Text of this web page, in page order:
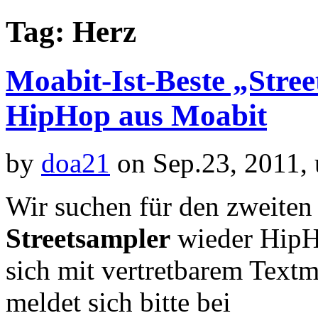
Tag: Herz
Moabit-Ist-Beste
HipHop aus Moabit
by doa21 on Sep.23,
Wir suchen für den
Streetsampler wieder
sich mit vertretbarem
meldet sich bitte bei